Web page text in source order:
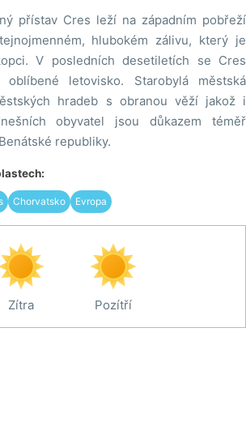
přístav Cres leží na západním pobřeží
hlubokém zálivu, který je
V posledních desetiletích se Cres
letovisko. Starobylá městská
hradeb s obranou věží jakož i
obyvatel jsou důkazem téměř
republiky.
Chorvatsko Evropa
Zítra Pozítří